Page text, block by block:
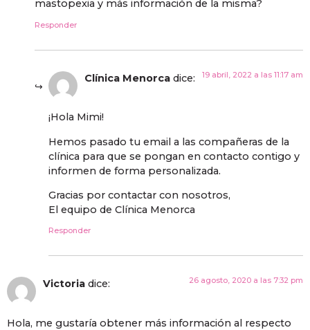
mastopexia y más información de la misma?
Responder
Clínica Menorca dice: 19 abril, 2022 a las 11:17 am
¡Hola Mimi!
Hemos pasado tu email a las compañeras de la
clínica para que se pongan en contacto contigo y
informen de forma personalizada.
Gracias por contactar con nosotros,
El equipo de Clínica Menorca
Responder
Victoria dice: 26 agosto, 2020 a las 7:32 pm
Hola, me gustaría obtener más información al respecto